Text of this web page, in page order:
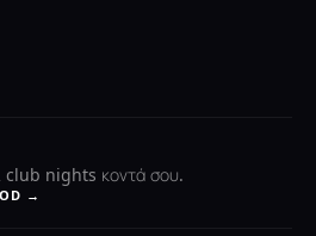
club nights κοντά σου.
→